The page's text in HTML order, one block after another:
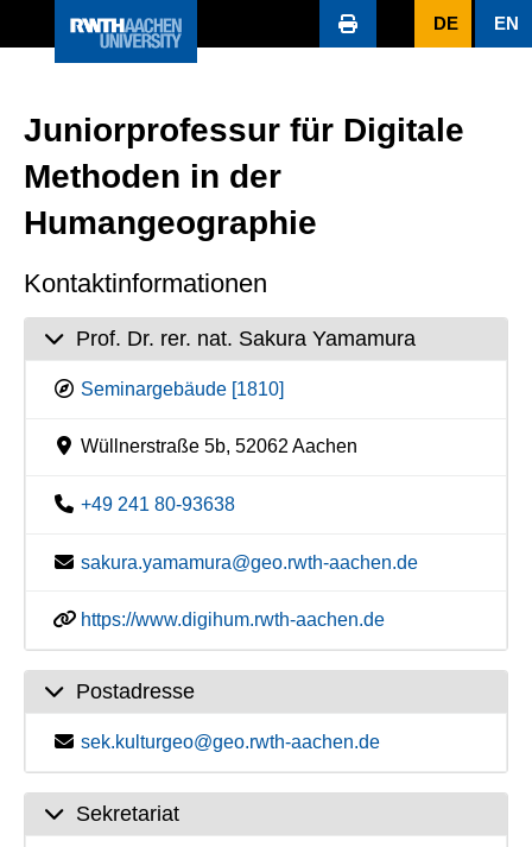
DE EN
Juniorprofessur für Digitale
Methoden in der
Humangeographie
Kontaktinformationen
Prof. Dr. rer. nat. Sakura Yamamura
Seminargebäude [1810]
Wüllnerstraße 5b, 52062 Aachen
+49 241 80-93638
sakura.yamamura@geo.rwth-aachen.de
https://www.digihum.rwth-aachen.de
Postadresse
sek.kulturgeo@geo.rwth-aachen.de
Sekretariat